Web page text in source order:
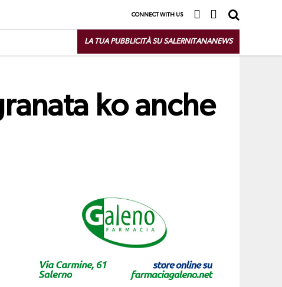
CONNECT WITH US
LA TUA PUBBLICITÀ SU SALERNITANANEWS
ko anche